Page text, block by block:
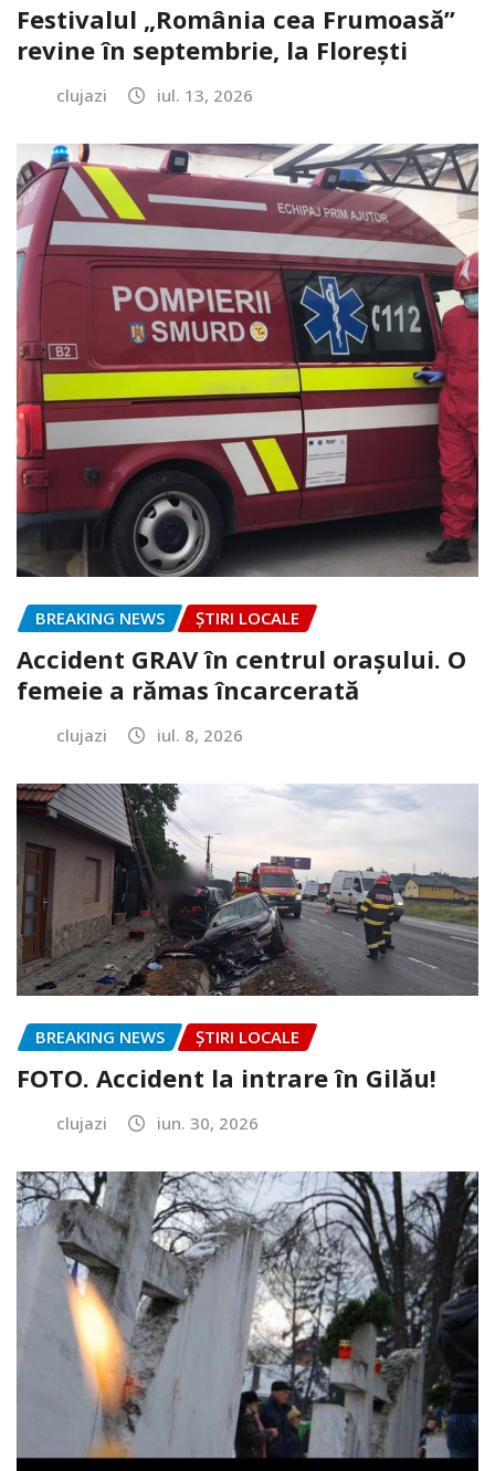
Festivalul „România cea Frumoasă”
revine în septembrie, la Florești
clujazi iul. 13, 2026
BREAKING NEWS ȘTIRI LOCALE
Accident GRAV în centrul orașului. O
femeie a rămas încarcerată
clujazi iul. 8, 2026
BREAKING NEWS ȘTIRI LOCALE
FOTO. Accident la intrare în Gilău!
clujazi iun. 30, 2026